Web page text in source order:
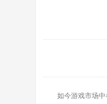
如今游戏市场